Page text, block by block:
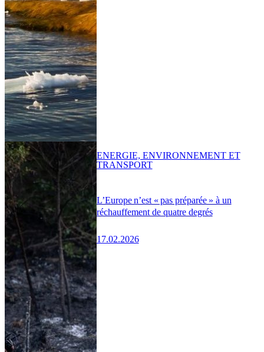
L’Europe n’est « pas préparée » à un
réchauffement de quatre degrés
17.02.2026
ENERGIE, ENVIRONNEMENT ET
TRANSPORT